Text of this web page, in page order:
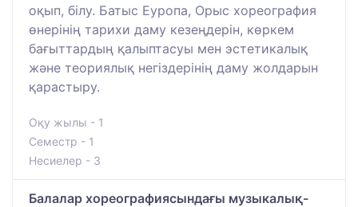
оқып, білу. Батыс Еуропа, Орыс хореография
өнерінің тарихи даму кезеңдерін, көркем
бағыттардың қалыптасуы мен эстетикалық
және теориялық негіздерінің даму жолдарын
қарастыру.
Оқу жылы - 1
Семестр - 1
Несиелер - 3
Балалар хореографиясындағы музыкалық-